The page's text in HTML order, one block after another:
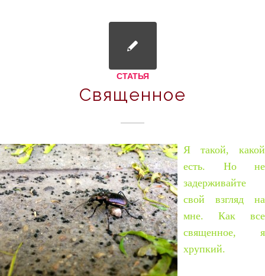
СТАТЬЯ
Священное
Я такой, какой
есть. Но не
задерживайте
свой взгляд на
мне. Как все
священное, я
хрупкий.